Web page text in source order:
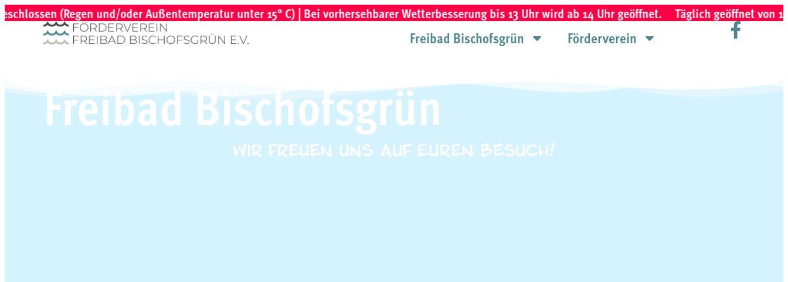
(Regen und/oder Außentemperatur unter 15° C) | Bei vorhersehbarer Wetterbesserung bis 13 Uhr wird ab 14 Uhr geöffnet. Täglich geöffnet von 10 - 19
Freibad Bischofsgrün Förderverein
Freibad Bischofsgrün
Wir freuen uns auf Euren Besuch!